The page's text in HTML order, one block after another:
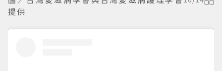
提供